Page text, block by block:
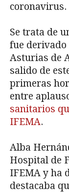
coronavirus.
Se trata de
fue
Asturias de
salido de
primeras
entre
sanitarios
IFEMA.
Alba
Hospital de
IFEMA y ha
destacaba